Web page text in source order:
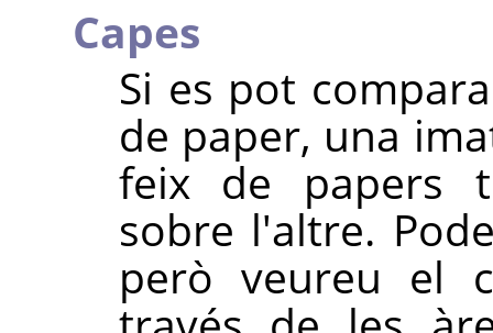
Capes
Si es pot
de paper, una
feix de papers
sobre l'altre.
però veureu el